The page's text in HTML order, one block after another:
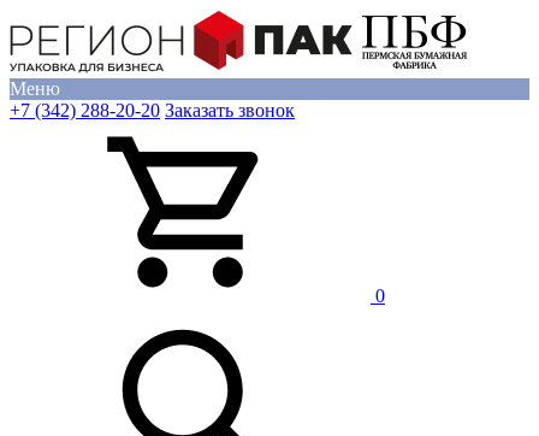
Меню
+7 (342) 288-20-20 Заказать звонок
0